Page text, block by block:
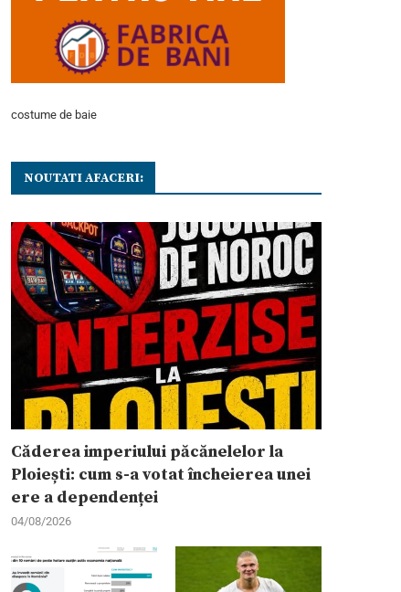
costume de baie
NOUTATI AFACERI:
Căderea imperiului păcănelelor la
Ploiești: cum s-a votat încheierea unei
ere a dependenței
04/08/2026